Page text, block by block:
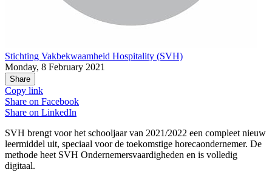
Stichting Vakbekwaamheid Hospitality (SVH)
Monday, 8 February 2021
Share
Copy link
Share on Facebook
Share on LinkedIn
SVH brengt voor het schooljaar van 2021/2022 een compleet nieuw
leermiddel uit, speciaal voor de toekomstige horecaondernemer. De
methode heet SVH Ondernemersvaardigheden en is volledig
digitaal.